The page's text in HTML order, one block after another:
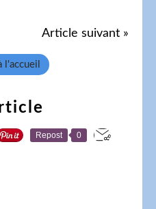
Article suivant »
l'accueil
Repost 0